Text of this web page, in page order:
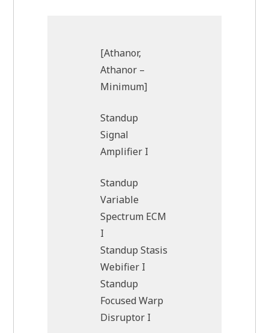
[Athanor,
Athanor –
Minimum]
Standup
Signal
Amplifier I
Standup
Variable
Spectrum ECM
I
Standup Stasis
Webifier I
Standup
Focused Warp
Disruptor I